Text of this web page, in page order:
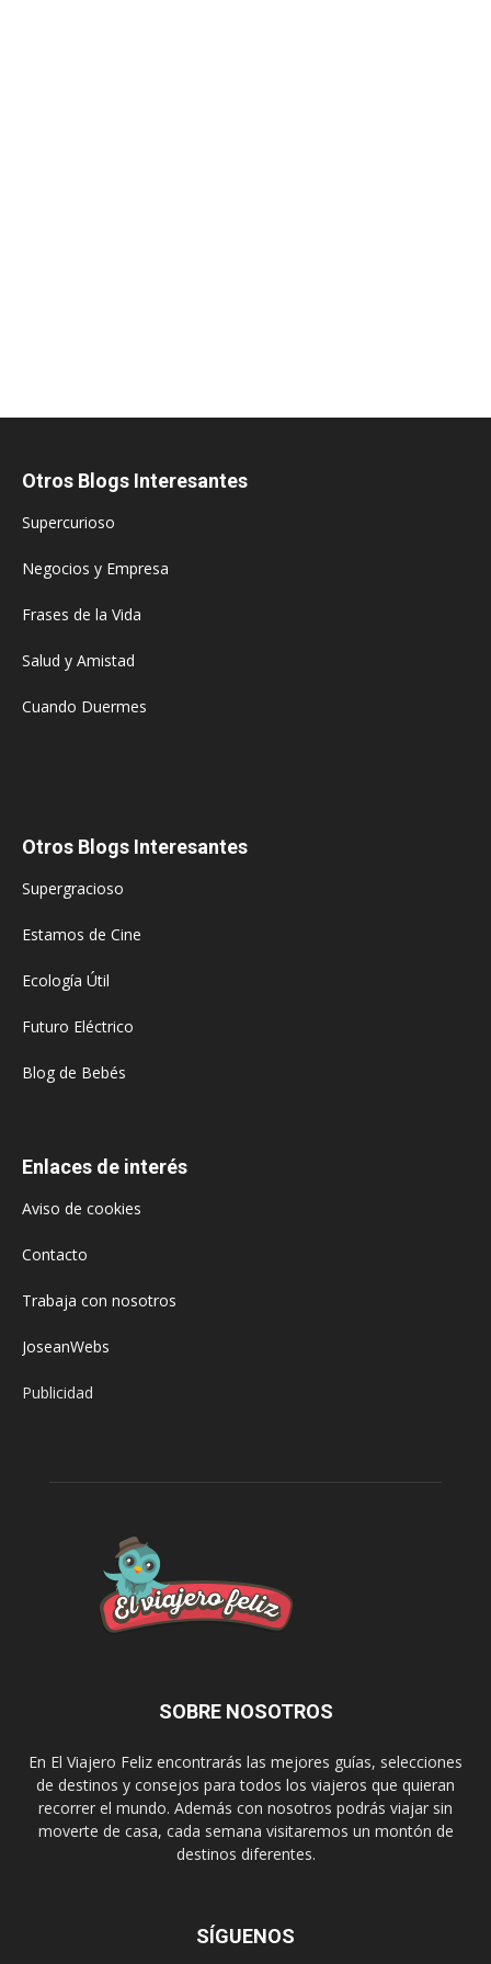
Otros Blogs Interesantes
Supercurioso
Negocios y Empresa
Frases de la Vida
Salud y Amistad
Cuando Duermes
Otros Blogs Interesantes
Supergracioso
Estamos de Cine
Ecología Útil
Futuro Eléctrico
Blog de Bebés
Enlaces de interés
Aviso de cookies
Contacto
Trabaja con nosotros
JoseanWebs
Publicidad
SOBRE NOSOTROS
En El Viajero Feliz encontrarás las mejores guías, selecciones
de destinos y consejos para todos los viajeros que quieran
recorrer el mundo. Además con nosotros podrás viajar sin
moverte de casa, cada semana visitaremos un montón de
destinos diferentes.
SÍGUENOS